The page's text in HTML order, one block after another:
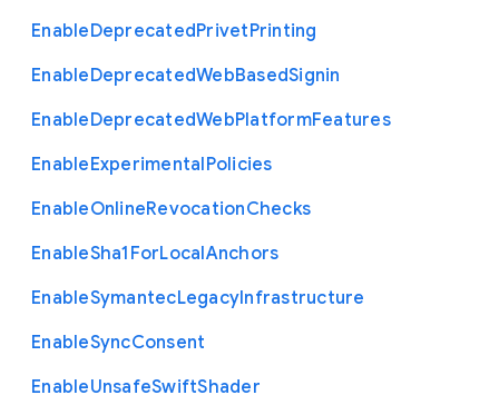
EnableDeprecatedPrivetPrinting
EnableDeprecatedWebBasedSignin
EnableDeprecatedWebPlatformFeatures
EnableExperimentalPolicies
EnableOnlineRevocationChecks
EnableSha1 ForLocalAnchors
EnableSymantecLegacyInfrastructure
EnableSyncConsent
EnableUnsafeSwiftShader